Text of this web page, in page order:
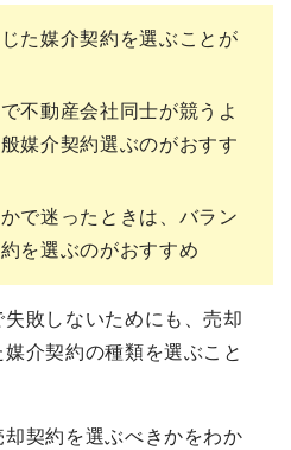
た媒介契約を選ぶことが
不動産会社同士が競うよ
媒介契約選ぶのがおすす
で迷ったときは、バラン
を選ぶのがおすすめ
敗しないためにも、売却
介契約の種類を選ぶこと
契約を選ぶべきかをわか